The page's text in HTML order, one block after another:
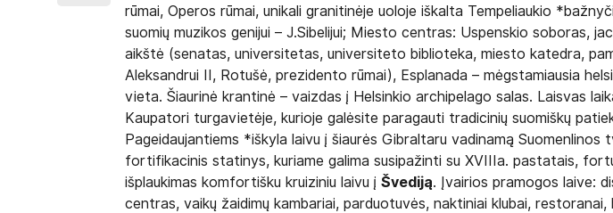
rūmai, Operos rūmai, unikali granitinėje uoloje iškalta Tempeliaukio
suomių muzikos genijui – J.Sibelijui; Miesto centras: Uspenskio soboras,
aikštė (senatas, universitetas, universiteto biblioteka, miesto katedra,
Aleksandrui II, Rotušė, prezidento rūmai), Esplanada – mėgstamiausia
vieta. Šiaurinė krantinė – vaizdas į Helsinkio archipelago salas. Laisvas
Kaupatori turgavietėje, kurioje galėsite paragauti tradicinių suomiškų
Pageidaujantiems *iškyla laivu į šiaurės Gibraltaru vadinamą Suomenlinos
fortifikacinis statinys, kuriame galima susipažinti su XVIIIa. pastatais,
išplaukimas komfortišku kruiziniu laivu įŠvediją. Įvairios pramogos laive:
centras, vaikų žaidimų kambariai, parduotuvės, naktiniai klubai, restoranai,